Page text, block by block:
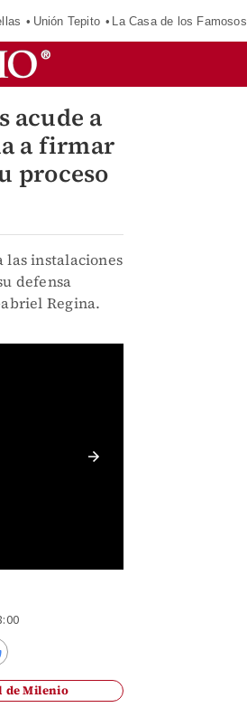
Unión Tepito La Casa de los Famosos
acude a
a firmar
proceso
las instalaciones
defensa
Regina.
de Milenio